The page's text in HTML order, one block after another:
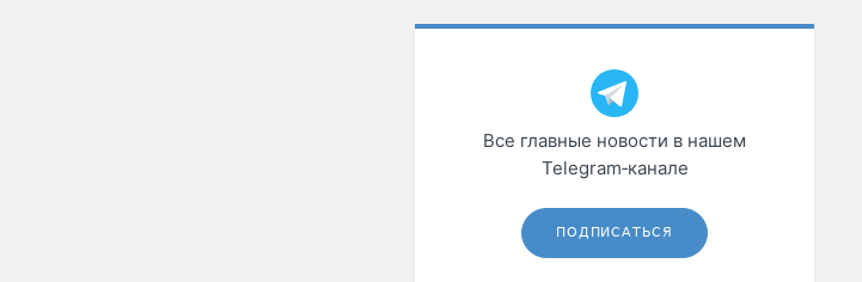
Все главные новости в нашем
Telegram‑канале
ПОДПИСАТЬСЯ